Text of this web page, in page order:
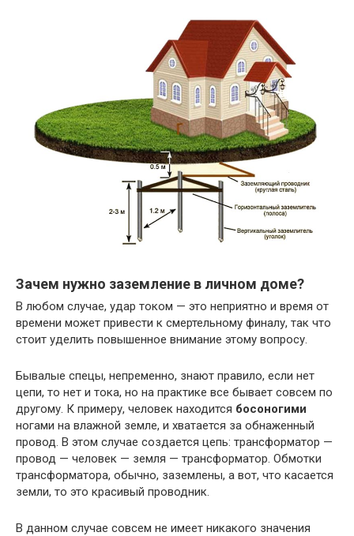
Зачем нужно заземление в личном доме?
В любом случае, удар током — это неприятно и время от
времени может привести к смертельному финалу, так что
стоит уделить повышенное внимание этому вопросу.
Бывалые спецы, непременно, знают правило, если нет
цепи, то нет и тока, но на практике все бывает совсем по
другому. К примеру, человек находится босоногими
ногами на влажной земле, и хватается за обнаженный
провод. В этом случае создается цепь: трансформатор —
провод — человек — земля — трансформатор. Обмотки
трансформатора, обычно, заземлены, а вот, что касается
земли, то это красивый проводник.
В данном случае совсем не имеет никакого значения